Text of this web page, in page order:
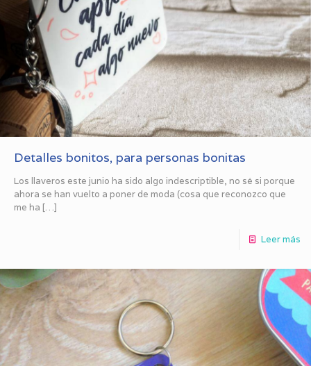
Detalles bonitos, para personas bonitas
Los llaveros este junio ha sido algo indescriptible, no sé si porque
ahora se han vuelto a poner de moda (cosa que reconozco que
me ha […]
Leer más